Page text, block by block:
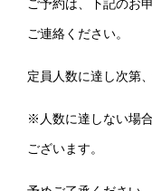
ご連絡ください。
定員人数に達し次第
※人数に達しない場
ございます。